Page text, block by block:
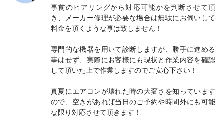
事前のヒアリングから対応可能かを判断させて頂
き、メーカー修理が必要な場合は無駄にお伺いして
料金を頂くような事は致しません！
専門的な機器を用いて診断しますが、勝手に進める
事はせず、実際にお客様にも現状と作業内容を確認
して頂いた上で作業しますのでご安心下さい！
真夏にエアコンが壊れた時の大変さを知っています
ので、空きがあれば当日のご予約や時間外にも可能
な限り対応させて頂きます！